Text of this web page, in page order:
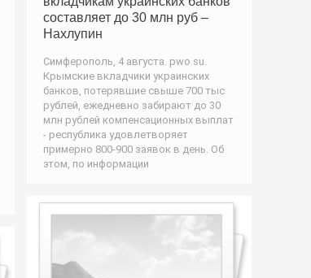
составляет до 30 млн руб –
Нахлупин
Симферополь, 4 августа. pwo.su.
Крымские вкладчики украинских
банков, потерявшие свыше 700 тыс
рублей, ежедневно забирают до 30
млн рублей компенсационных выплат
- республика удовлетворяет
примерно 800-900 заявок в день. Об
этом, по информации